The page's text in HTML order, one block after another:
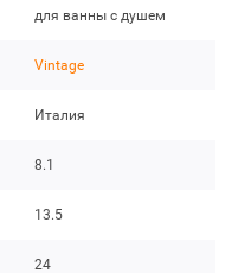
для ванны с душем
Vintage
Италия
8.1
13.5
24